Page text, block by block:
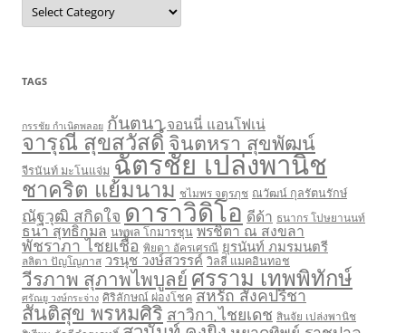
TAGS
กรรชัย กำเนิดพลอย กันตนา จอนนี่ แอนโฟเน่
จารุณี สุขสวัสดิ์ จินตหรา สุขพัฒน์
จีรนันท์ มะโนแจ่ม ฉัตรชัย เปล่งพานิช
ชาคริต แย้มนาม ชไมพร จตุรภุช ณวัฒน์ กุลรัตนรักษ์
ณัฐวุฒิ สกิดใจ ดาราวิดิโอ ดีด้า ธนากร โปษยานนท์
ธนา สุทธิกมล นพพล โกมารชุน พรชิตา ณ สงขลา
พัชราภา ไชยเชื้อ พิยดา อัครเศรณี ยุรนันท์ ภมรมนตรี
ลลิตา ปัญโญภาส วรนุช วงษ์สวรรค์ วิลลี่ แมคอินทอช
วีรภาพ สุภาพไพบูลย์ศรราม เทพพิทักษ์
ศรัณยู วงษ์กระจ่าง ศิริลักษณ์ ผ่องโชค สหรัถ สังคปรีชา
สันติสุข พรหมศิริ สาวิกา ไชยเดช สินจัย เปล่งพานิช